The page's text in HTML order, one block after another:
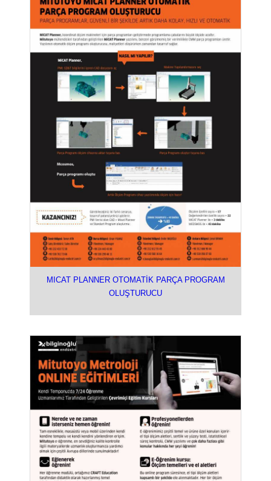
MICAT PLANNER OTOMATİK PARÇA PROGRAM
OLUŞTURUCU